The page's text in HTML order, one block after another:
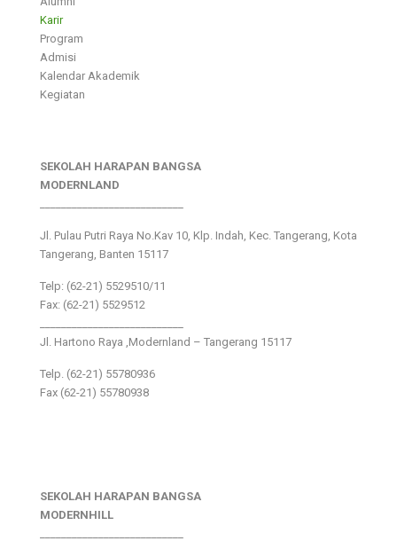
Karir
Program
Admisi
Kalendar Akademik
Kegiatan
SEKOLAH HARAPAN BANGSA
MODERNLAND
Jl. Pulau Putri Raya No.Kav 10, Klp. Indah, Kec. Tangerang, Kota
Tangerang, Banten 15117
Telp: (62-21) 5529510/11
Fax: (62-21) 5529512
Jl. Hartono Raya ,Modernland – Tangerang 15117
Telp. (62-21) 55780936
Fax (62-21) 55780938
SEKOLAH HARAPAN BANGSA
MODERNHILL